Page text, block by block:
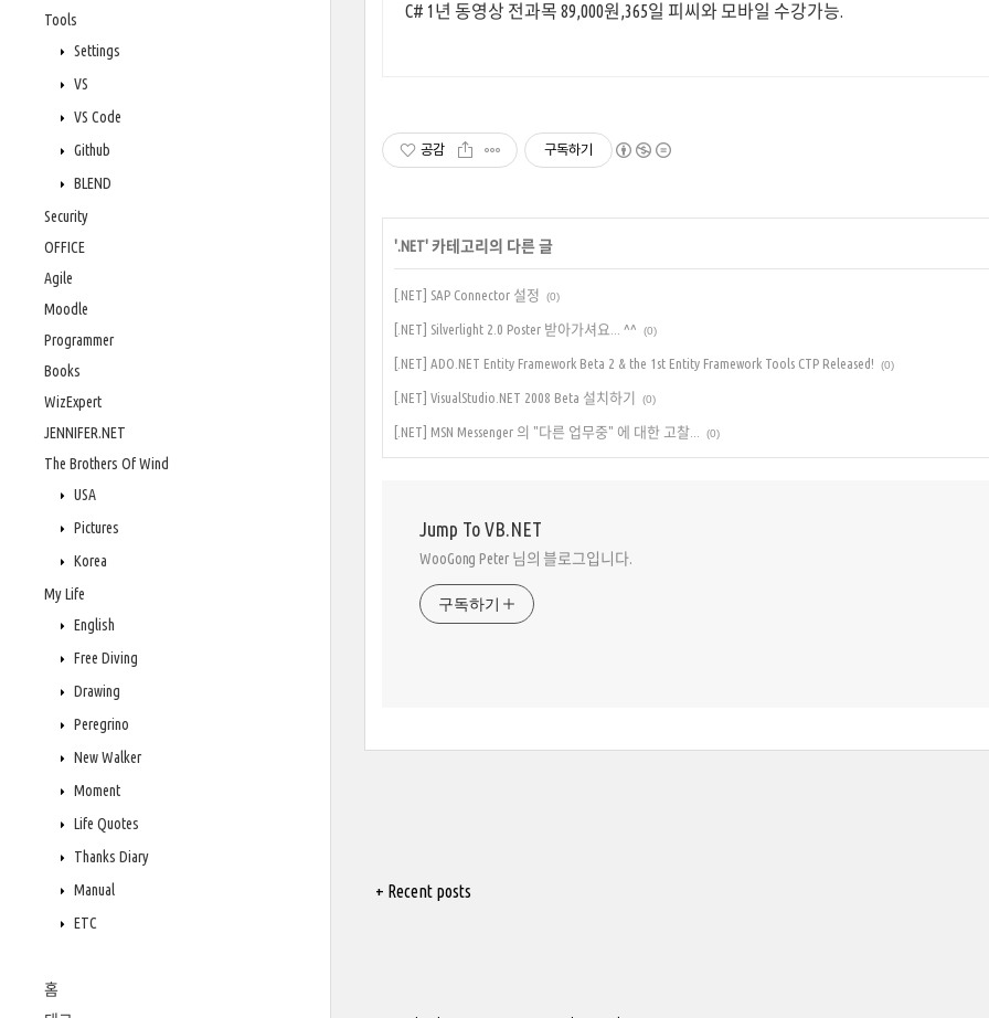
Tools
Settings
VS
VS Code
Github
BLEND
Security
OFFICE
Agile
Moodle
Programmer
Books
WizExpert
JENNIFER.NET
The Brothers Of Wind
USA
Pictures
Korea
My Life
English
Free Diving
Drawing
Peregrino
New Walker
Moment
Life Quotes
Thanks Diary
Manual
ETC
홈
C# 1년 동영상 전과목 89,000원,365일 피씨와 모바일 수강가능.
공감 구독하기
'.NET' 카테고리의 다른 글
[.NET] SAP Connector 설정 (0)
[.NET] Silverlight 2.0 Poster 받아가셔요... ^^ (0)
[.NET] ADO.NET Entity Framework Beta 2 & the 1st Entity Framework Tools CTP Released! (0)
[.NET] VisualStudio.NET 2008 Beta 설치하기 (0)
[.NET] MSN Messenger 의 "다른 업무중" 에 대한 고찰... (0)
Jump To VB.NET
WooGong Peter 님의 블로그입니다.
구독하기
+ Recent posts